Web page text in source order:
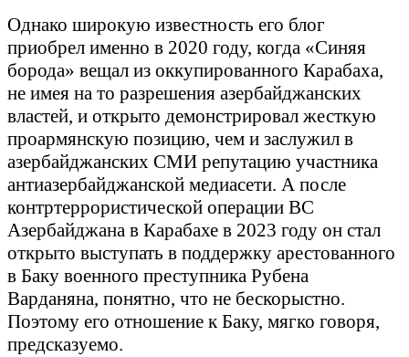
Однако широкую известность его блог
приобрел именно в 2020 году, когда «Синяя
борода» вещал из оккупированного Карабаха,
не имея на то разрешения азербайджанских
властей, и открыто демонстрировал жесткую
проармянскую позицию, чем и заслужил в
азербайджанских СМИ репутацию участника
антиазербайджанской медиасети. А после
контртеррористической операции ВС
Азербайджана в Карабахе в 2023 году он стал
открыто выступать в поддержку арестованного
в Баку военного преступника Рубена
Варданяна, понятно, что не бескорыстно.
Поэтому его отношение к Баку, мягко говоря,
предсказуемо.